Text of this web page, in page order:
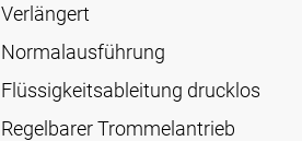
Verlängert
Normalausführung
Flüssigkeitsableitung drucklos
Regelbarer Trommelantrieb